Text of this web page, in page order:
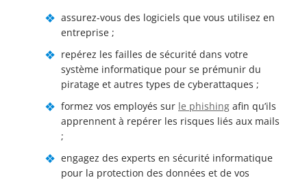
assurez-vous des logiciels que vous utilisez en
entreprise ;
repérez les failles de sécurité dans votre
système informatique pour se prémunir du
piratage et autres types de cyberattaques ;
formez vos employés sur le phishing afin qu’ils
apprennent à repérer les risques liés aux mails
;
engagez des experts en sécurité informatique
pour la protection des données et de vos